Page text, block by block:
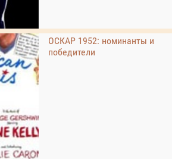
ОСКАР 1952: номинанты и
победители